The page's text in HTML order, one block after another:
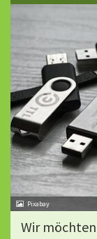
Pixabay
Wir